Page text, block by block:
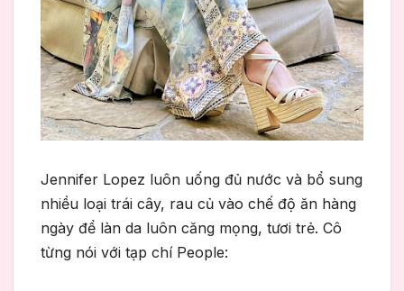
Jennifer Lopez luôn uống đủ nước và bổ sung
nhiều loại trái cây, rau củ vào chế độ ăn hàng
ngày để làn da luôn căng mọng, tươi trẻ. Cô
từng nói với tạp chí People: